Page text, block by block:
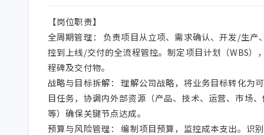
【岗位职责】
全周期管理： 负责项目从立项、需求确认、开发/生产
控到上线/交付的全流程管控。制定项目计划（WBS）
程碑及交付物。
战略与目标拆解： 理解公司战略，将业务目标转化为
目任务，协调内外部资源（产品、技术、运营、市场
等）确保关键节点达成。
预算与风险管理： 编制项目预算，监控成本支出。识